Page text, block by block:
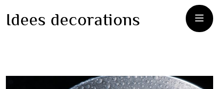
Idees decorations